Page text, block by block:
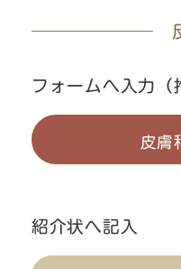
フォームへ入力（
皮膚
紹介状へ記入